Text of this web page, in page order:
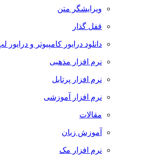
ویرایشگر متن
قفل گذار
دانلود درایور کامپیوتر و درایور
نرم افزار مذهبی
نرم افزار پرتابل
نرم افزار آموزشی
مقالات
آموزش زبان
نرم افزار مک